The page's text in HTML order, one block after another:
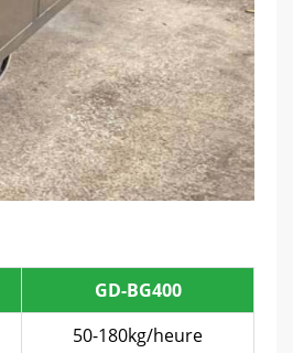
GD-BG400
50-180kg/heure